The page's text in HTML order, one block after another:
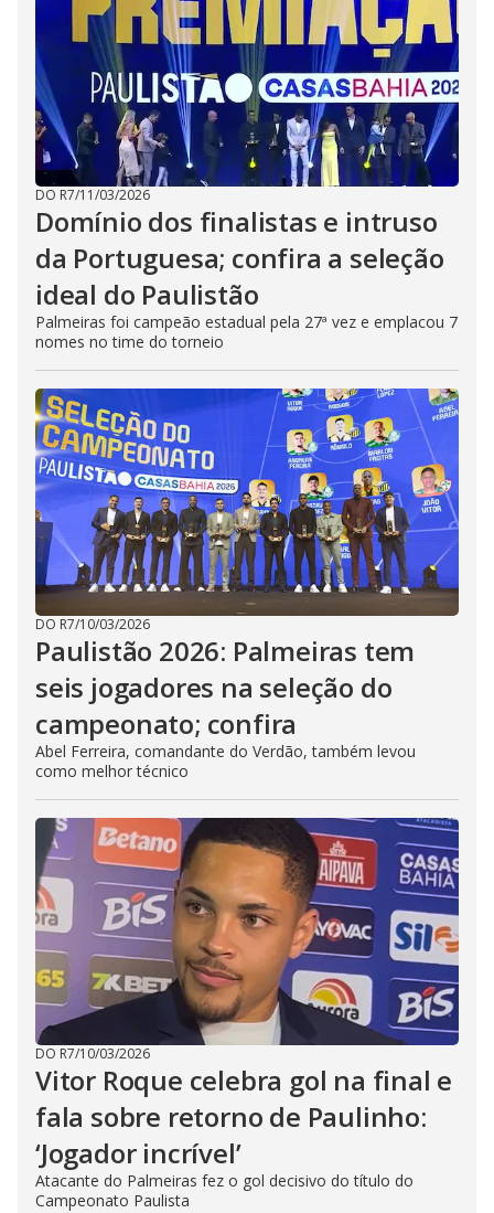
DO R7/11/03/2026
Domínio dos finalistas e intruso
da Portuguesa; confira a seleção
ideal do Paulistão
Palmeiras foi campeão estadual pela 27ª vez e emplacou 7
nomes no time do torneio
DO R7/10/03/2026
Paulistão 2026: Palmeiras tem
seis jogadores na seleção do
campeonato; confira
Abel Ferreira, comandante do Verdão, também levou
como melhor técnico
DO R7/10/03/2026
Vitor Roque celebra gol na final e
fala sobre retorno de Paulinho:
‘Jogador incrível’
Atacante do Palmeiras fez o gol decisivo do título do
Campeonato Paulista